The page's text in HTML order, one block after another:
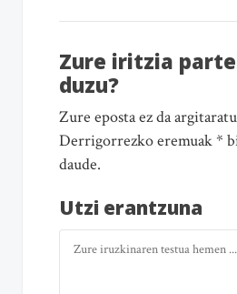
Zure iritzia
duzu?
Zure eposta ez da
Derrigorrezko eremuak *
daude.
Utzi erantzuna